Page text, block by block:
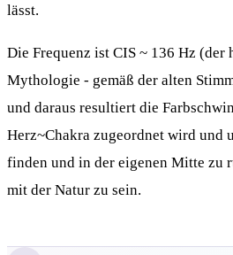
lässt.
Die Frequenz ist CIS ~ 136 Hz
Mythologie - gemäß der alten
und daraus resultiert die
Herz~Chakra zugeordnet wird und
finden und in der eigenen Mitte zu
mit der Natur zu sein.